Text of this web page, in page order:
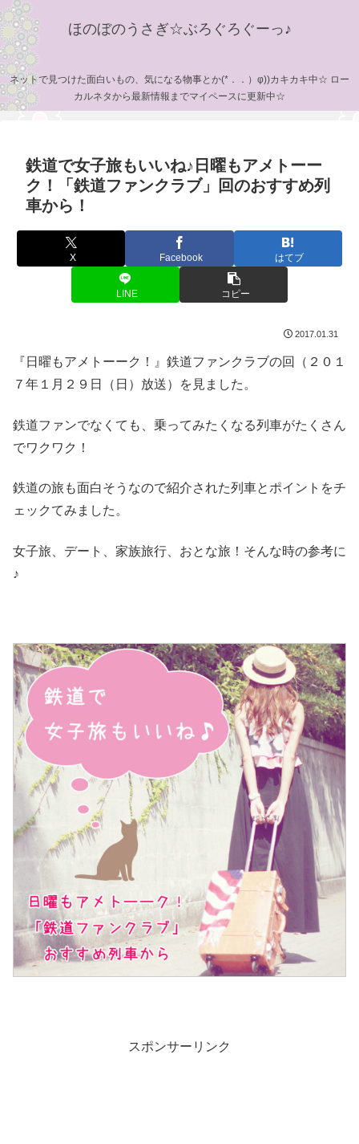
ほのぼのうさぎ☆ぶろぐろぐーっ♪
ネットで見つけた面白いもの、気になる物事とか(*．．）φ))カキカキ中☆ ロー
カルネタから最新情報までマイペースに更新中☆
鉄道で女子旅もいいね♪日曜もアメトーー
ク！「鉄道ファンクラブ」回のおすすめ列
車から！
X Facebook はてブ
LINE コピー
2017.01.31
『日曜もアメトーーク！』鉄道ファンクラブの回（２０１
７年１月２９日（日）放送）を見ました。
鉄道ファンでなくても、乗ってみたくなる列車がたくさん
でワクワク！
鉄道の旅も面白そうなので紹介された列車とポイントをチ
ェックてみました。
女子旅、デート、家族旅行、おとな旅！そんな時の参考に
♪
スポンサーリンク